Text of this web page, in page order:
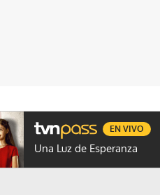
PROGRAMAS GENTE TVN
Una Luz de Esperanza
EN VIVO